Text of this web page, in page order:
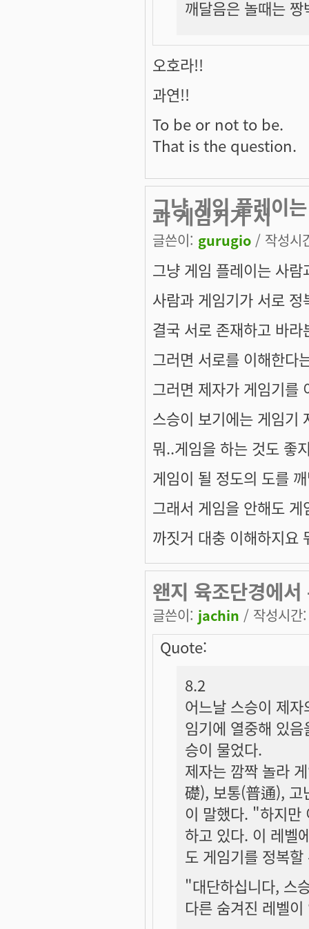
깨달음은 놀때는
오호라!!
과연!!
To be or not to be.
That is the question.
그냥 게임 플레이
과 게임기가 서
글쓴이: gurugio / 작성시
그냥 게임 플레이는 사
사람과 게임기가 서로
결국 서로 존재하고 바라
그러면 서로를 이해한다
그러면 제자가 게임기를
스승이 보기에는 게임기
뭐..게임을 하는 것도 좋
게임이 될 정도의 도를
그래서 게임을 안해도
까짓거 대충 이해하지요
왠지 육조단경에
글쓴이: jachin / 작성시
Quote:
8.2
어느날 스승이 제
임기에 열중해 있
승이 물었다.
제자는 깜짝 놀라
礎), 보통(普通), 고
이 말했다. "하지만
하고 있다. 이 레벨
도 게임기를 정복
"대단하십니다, 스
다른 숨겨진 레벨